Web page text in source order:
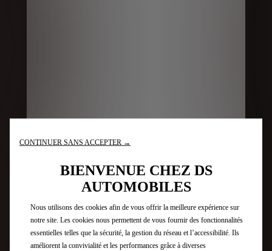
CONTINUER SANS ACCEPTER →
BIENVENUE CHEZ DS
AUTOMOBILES
Nous utilisons des cookies afin de vous offrir la meilleure expérience sur
notre site. Les cookies nous permettent de vous fournir des fonctionnalités
essentielles telles que la sécurité, la gestion du réseau et l’accessibilité. Ils
améliorent la convivialité et les performances grâce à diverses